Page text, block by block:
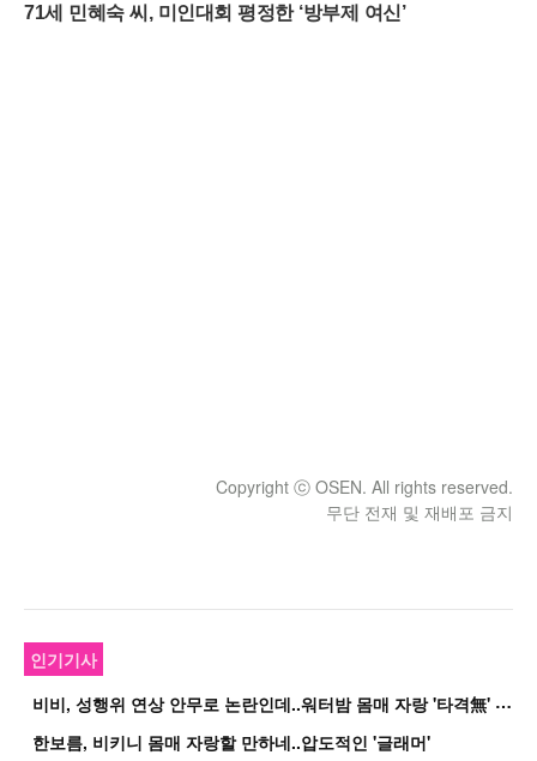
Copyright ⓒ OSEN. All rights reserved.
무단 전재 및 재배포 금지
인기기사
비
비, 성행위 연상 안무로 논란인데..워터밤 몸매 자랑 '타격無' 근황
한보름, 비키니 몸매 자랑할 만하네..압도적인 '글래머'